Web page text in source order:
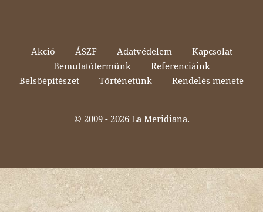
Akció ÁSZF Adatvédelem
Kapcsolat
Bemutatótermünk
Referenciáink
Belsőépítészet
Történetünk Rendelés menete
© 2009 - 2026 La Meridiana.